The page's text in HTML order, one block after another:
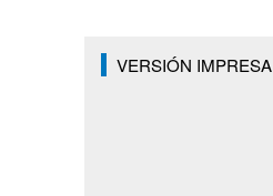
VERSIÓN IMPRESA